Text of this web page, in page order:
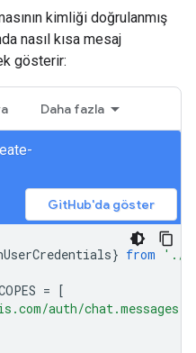
kimliği doğrulanmış
nasıl kısa mesaj
gösterir:
Daha fazla
GitHub'da göster
} from './
=
[
auth/